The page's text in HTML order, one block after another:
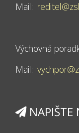
Mail:
Výchovná
Mail:
NAPIŠTE